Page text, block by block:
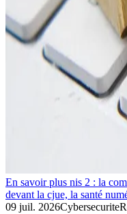
En savoir plus nis 2 : la
devant la cjue, la santé
09 juil. 2026Cybersecurite